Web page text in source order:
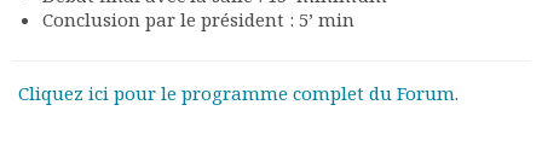
Conclusion par le président : 5’ min
Cliquez ici pour le programme complet du Forum.